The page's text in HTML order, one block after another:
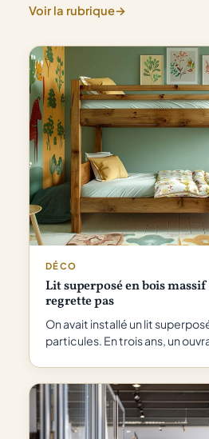
Voir la rubrique→
DÉCO
Lit superposé en bois massif
regrette pas
On avait installé un lit
particules. En trois ans, un